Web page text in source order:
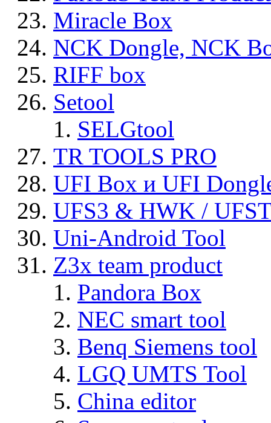
Miracle Box
NCK Dongle, NCK
RIFF box
Setool
SELGtool
TR TOOLS PRO
UFI Box и UFI
UFS3 & HWK /
Uni-Android Tool
Z3x team product
Pandora Box
NEC smart tool
Benq Siemens tool
LGQ UMTS Tool
China editor